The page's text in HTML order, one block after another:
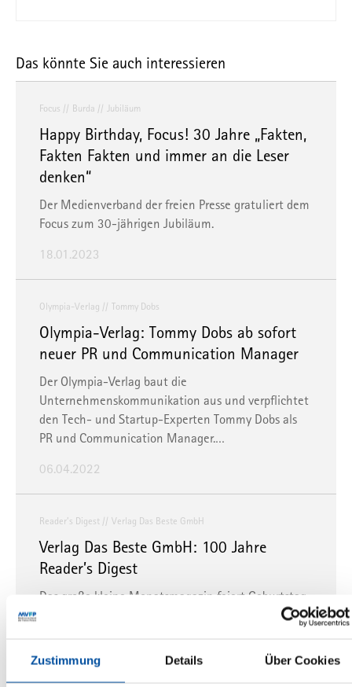
Zustimmung Details Über Cookies
Das könnte Sie auch interessieren
Focus Burda Jubiläum
Happy Birthday, Focus! 30 Jahre „Fakten,
Fakten Fakten und immer an die Leser
denken“
Der Medienverband der freien Presse gratuliert dem
Focus zum 30-jährigen Jubiläum.
18.01.2023
Olympia-Verlag Tommy Dobs
Olympia-Verlag: Tommy Dobs ab sofort
neuer PR und Communication Manager
Der Olympia-Verlag baut die
Unternehmenskommunikation aus und verpflichtet
den Tech- und Startup-Experten Tommy Dobs als
PR und Communication Manager.…
06.04.2022
Reader’s Digest Verlag Das Beste GmbH
Verlag Das Beste GmbH: 100 Jahre
Reader’s Digest
Das große kleine Monatsmagazin feiert Geburtstag
– Reader’s Digest bietet nützliche Informationen
31.01.2022